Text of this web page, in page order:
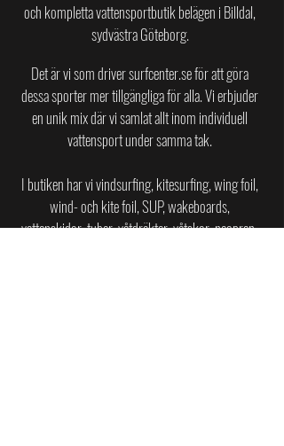
och kompletta vattensportbutik belägen i Billdal,
sydvästra Göteborg.
Det är vi som driver surfcenter.se för att göra
dessa sporter mer tillgängliga för alla.Vi erbjuder
en unik mix där vi samlat allt inom individuell
vattensport under samma tak.
I butiken har vi vindsurfing, kitesurfing, wing foil,
wind- och kite foil, SUP, wakeboards,
vattenskidor, tuber, våtdräkter, våtskor, neopren-